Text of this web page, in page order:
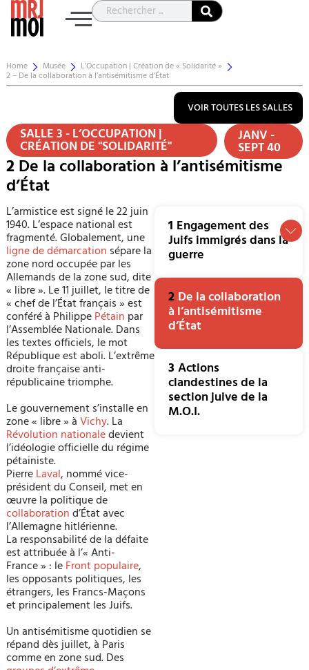
Home Musée L’Occupation | Création de « Solidarité »
2 – De la collaboration à l’antisémitisme d’État
VOIR TOUTES LES SALLES
SALLE 3 - L’OCCUPATION |
CRÉATION DE "SOLIDARITÉ" JANV -
SEPT 40
2De la collaboration à l’antisémitisme
d’État
L’armistice est signé le 22 juin
1940. L’espace national est
fragmenté. Globalement, une
ligne de démarcation sépare la
zone nord occupée par les
Allemands de la zone sud, dite
« libre ». Le 11 juillet, le titre de
« chef de l’État français » est
conféré à PhilippePétain par
l’Assemblée Nationale. Dans
les textes officiels, le mot
République est aboli. L’extrême
droite française anti-
républicaine triomphe.
Le gouvernement s’installe en
zone « libre » àVichy. La
Révolution nationaledevient
l’idéologie officielle du régime
pétainiste.
PierreLaval, nommé vice-
président du Conseil, met en
œuvre la politique de
collaborationd’État avec
l’Allemagne hitlérienne.
La responsabilité de la défaite
est attribuée à l’« Anti-
France » : leFront populaire,
les opposants politiques, les
étrangers, les Francs-Maçons
et principalement les Juifs.
Un antisémitisme quotidien se
répand dès juillet, à Paris
comme en zone sud. Des
1 Engagement des
Juifs immigrés dans la
guerre
2De la collaboration
à l’antisémitisme
d’État
3Actions
clandestines de la
section juive de la
M.O.I.